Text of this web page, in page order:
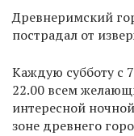
Древнеримский
пострадал от
Каждую субботу с
22.00 всем
интересной
зоне древнего